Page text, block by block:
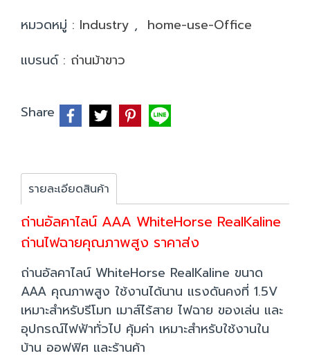
หมวดหมู่ : Industry , home-use-Office
แบรนด์ : ถ่านม้าขาว
Share
รายละเอียดสินค้า
ถ่านอัลคาไลน์ AAA WhiteHorse RealKaline
ถ่านไฟฉายคุณภาพสูง ราคาส่ง
ถ่านอัลคาไลน์ WhiteHorse RealKaline ขนาด
AAA คุณภาพสูง ใช้งานได้นาน แรงดันคงที่ 1.5V
เหมาะสำหรับรีโมท เมาส์ไร้สาย ไฟฉาย ของเล่น และ
อุปกรณ์ไฟฟ้าทั่วไป คุ้มค่า เหมาะสำหรับใช้งานใน
บ้าน ออฟฟิศ และร้านค้า